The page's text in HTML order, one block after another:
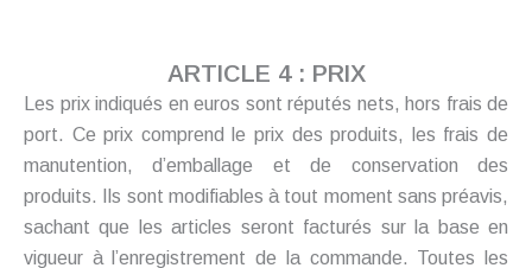
ARTICLE 4 : PRIX
Les prix indiqués en euros sont réputés nets, hors frais de
port. Ce prix comprend le prix des produits, les frais de
manutention, d’emballage et de conservation des
produits. Ils sont modifiables à tout moment sans préavis,
sachant que les articles seront facturés sur la base en
vigueur à l’enregistrement de la commande. Toutes les